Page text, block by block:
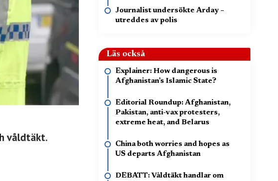
våldtäkt.
Journalist undersökte Arday –
utreddes av polis
Läs också
Explainer: How dangerous is
Afghanistan’s Islamic State?
Editorial Roundup: Afghanistan,
Pakistan, anti-vax protesters,
extreme heat, and Belarus
China both worries and hopes as
US departs Afghanistan
DEBATT: Våldtäkt handlar om